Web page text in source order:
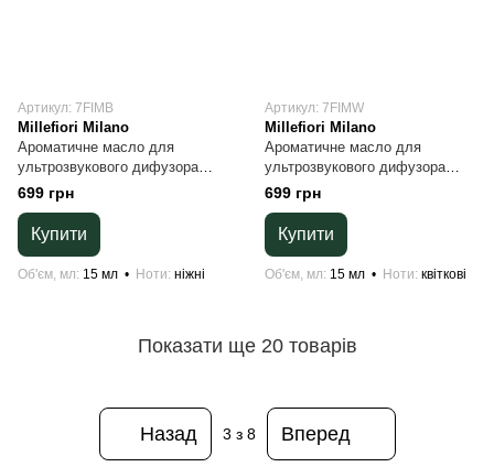
Артикул: 7FIMB
Millefiori Milano
Ароматичне масло для
ультрозвукового дифузора
White musk Millefiori Milano 15
699 грн
Купити
Об'єм, мл 15 мл Ноти ніжні
Артикул: 7FIMW
Millefiori Milano
Ароматичне масло для
ультрозвукового дифузора
Magnolia blossom & Wood
Millefiori Milano 15 мл
699 грн
Купити
Об'єм, мл 15 мл Ноти квіткові
Показати ще 20 товарів
Назад 3 з 8 Вперед